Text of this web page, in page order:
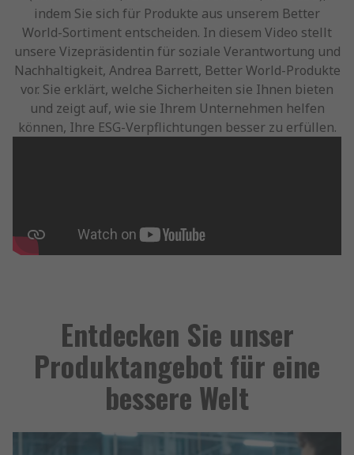
indem Sie sich für Produkte aus unserem Better
World-Sortiment entscheiden. In diesem Video stellt
unsere Vizepräsidentin für soziale Verantwortung und
Nachhaltigkeit, Andrea Barrett, Better World-Produkte
vor. Sie erklärt, welche Sicherheiten sie Ihnen bieten
und zeigt auf, wie sie Ihrem Unternehmen helfen
können, Ihre ESG-Verpflichtungen besser zu erfüllen.
Entdecken Sie unser
Produktangebot für eine
bessere Welt